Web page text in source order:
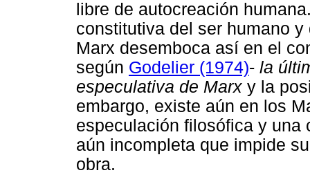
libre de autocreación
constitutiva del ser humano
Marx desemboca así en el
según Godelier (1974)- la
especulativa de Marx y la
embargo, existe aún en los
especulación filosófica y
aún incompleta que impide
obra.